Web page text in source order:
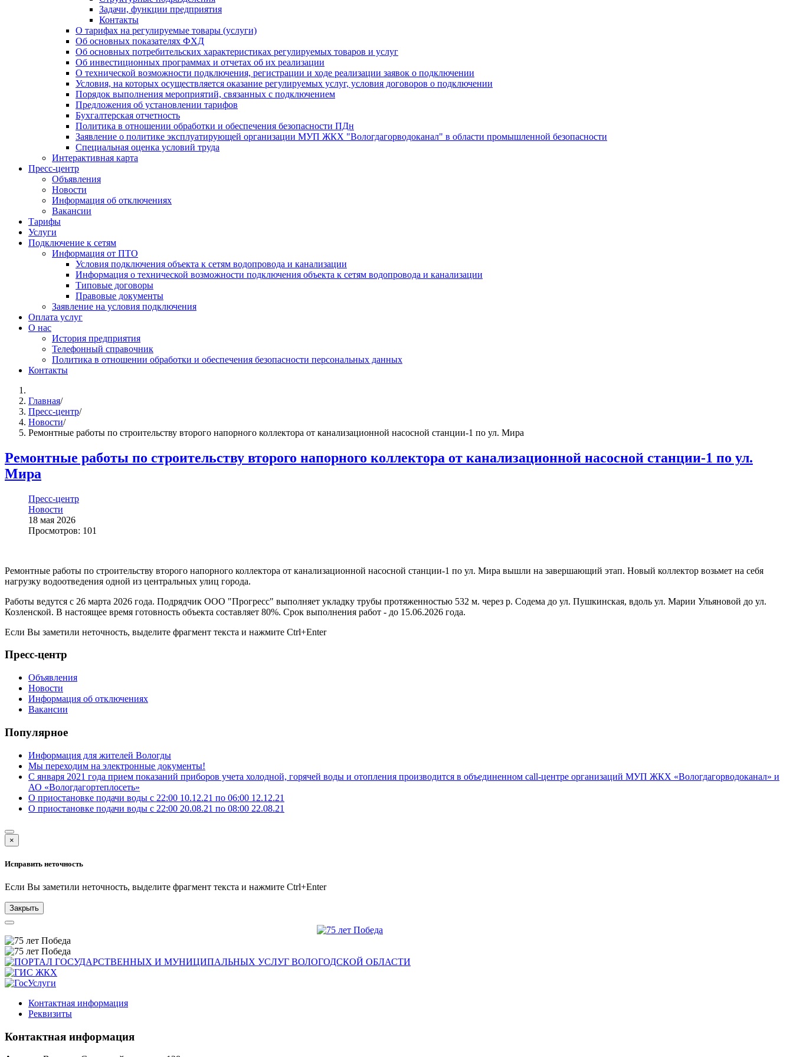
Задачи, функции предприятия
Контакты
О тарифах на регулируемые товары (услуги)
Об основных показателях ФХД
Об основных потребительских характеристиках регулируемых товаров и услуг
Об инвестиционных программах и отчетах об их реализации
О технической возможности подключения, регистрации и ходе реализации заявок о подключении
Условия, на которых осуществляется оказание регулируемых услуг, условия договоров о подключении
Порядок выполнения мероприятий, связанных с подключением
Предложения об установлении тарифов
Бухгалтерская отчетность
Политика в отношении обработки и обеспечения безопасности ПДн
Заявление о политике эксплуатирующей организации МУП ЖКХ "Вологдагорводоканал" в области промышленной безопасности
Специальная оценка условий труда
Интерактивная карта
Пресс-центр
Объявления
Новости
Информация об отключениях
Вакансии
Тарифы
Услуги
Подключение к сетям
Информация от ПТО
Условия подключения объекта к сетям водопровода и канализации
Информация о технической возможности подключения объекта к сетям водопровода и канализации
Типовые договоры
Правовые документы
Заявление на условия подключения
Оплата услуг
О нас
История предприятия
Телефонный справочник
Политика в отношении обработки и обеспечения безопасности персональных данных
Контакты
Главная/
Пресс-центр/
Новости/
Ремонтные работы по строительству второго напорного коллектора от канализационной насосной станции-1 по ул. Мира
Ремонтные работы по строительству второго напорного коллектора от канализационной насосной станции-1 по ул.
Мира
Пресс-центр
Новости
18 мая 2026
Просмотров: 101
Ремонтные работы по строительству второго напорного коллектора от канализационной насосной станции-1 по ул. Мира вышли на завершающий этап. Новый коллектор возьмет на себя
нагрузку водоотведения одной из центральных улиц города.
Работы ведутся с 26 марта 2026 года. Подрядчик ООО "Прогресс" выполняет укладку трубы протяженностью 532 м. через р. Содема до ул. Пушкинская, вдоль ул. Марии Ульяновой до ул.
Козленской. В настоящее время готовность объекта составляет 80%. Срок выполнения работ - до 15.06.2026 года.
Если Вы заметили неточность, выделите фрагмент текста и нажмите Ctrl+Enter
Пресс-центр
Объявления
Новости
Информация об отключениях
Вакансии
Популярное
Информация для жителей Вологды
Мы переходим на электронные документы!
С января 2021 года прием показаний приборов учета холодной, горячей воды и отопления производится в объединенном call-центре организаций МУП ЖКХ «Вологдагорводоканал» и
АО «Вологдагортеплосеть»
О приостановке подачи воды с 22:00 10.12.21 по 06:00 12.12.21
О приостановке подачи воды с 22:00 20.08.21 по 08:00 22.08.21
×
Исправить неточность
Если Вы заметили неточность, выделите фрагмент текста и нажмите Ctrl+Enter
Закрыть
Контактная информация
Реквизиты
Контактная информация